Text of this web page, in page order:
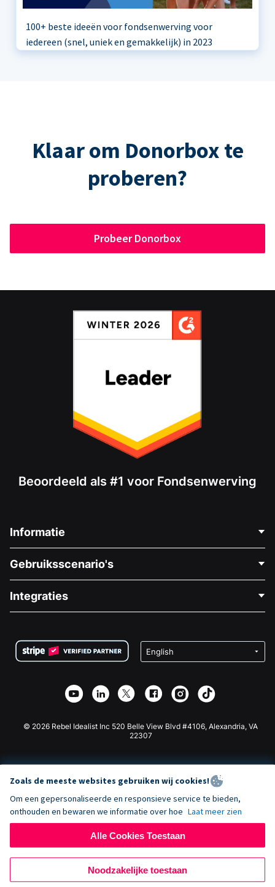
100+ beste ideeën voor fondsenwerving voor
iedereen (snel, uniek en gemakkelijk) in 2023
Klaar om Donorbox te
proberen?
Probeer Donorbox
Beoordeeld als #1 voor Fondsenwerving
Informatie
Over Ons
Vacatures
Privacy
Affiliate Partnerschap
Gebruiksscenario's
Medische Fondsenwerving
Goede Doelen Fondsenwerving
Integraties
Wix Donatie Plugin
Webflow Donatie App
Joomla Donatie
© 2026 Rebel Idealist Inc 520 Belle View Blvd #4106, Alexandria, VA
22307
Zoals de meeste websites gebruiken wij cookies!
Om een gepersonaliseerde en responsieve service te bieden,
onthouden en bewaren we informatie over hoe Laat meer zien
Alle Cookies Toestaan
Noodzakelijke toestaan